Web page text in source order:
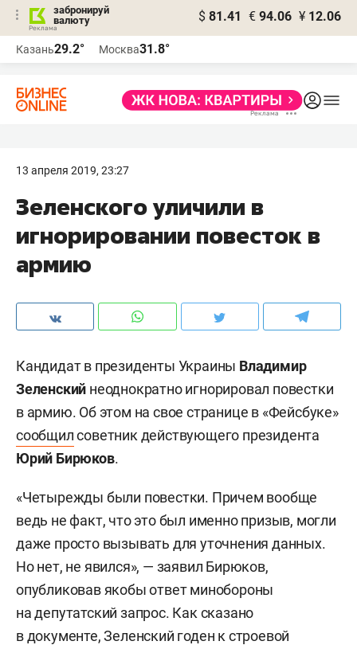
забронируй
валюту
$ 81.41 € 94.06 ¥ 12.06
Казань29.2° Москва31.8°
13 апреля 2019, 23:27
Зеленского уличили в
игнорировании повесток в
армию
Кандидат в президенты Украины Владимир
Зеленский неоднократно игнорировал повестки
в армию. Об этом на свое странице в «Фейсбуке»
сообщилсоветник действующего президента
Юрий Бирюков.
«Четырежды были повестки. Причем вообще
ведь не факт, что это был именно призыв, могли
даже просто вызывать для уточнения данных.
Но нет, не явился», — заявил Бирюков,
опубликовав якобы ответ минобороны
на депутатский запрос. Как сказано
в документе, Зеленский годен к строевой